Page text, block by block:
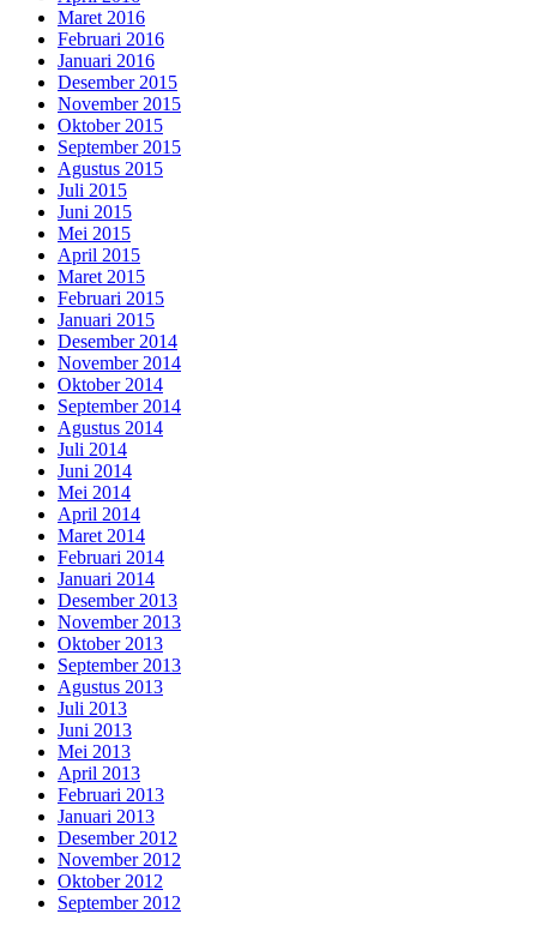
Maret 2016
Februari 2016
Januari 2016
Desember 2015
November 2015
Oktober 2015
September 2015
Agustus 2015
Juli 2015
Juni 2015
Mei 2015
April 2015
Maret 2015
Februari 2015
Januari 2015
Desember 2014
November 2014
Oktober 2014
September 2014
Agustus 2014
Juli 2014
Juni 2014
Mei 2014
April 2014
Maret 2014
Februari 2014
Januari 2014
Desember 2013
November 2013
Oktober 2013
September 2013
Agustus 2013
Juli 2013
Juni 2013
Mei 2013
April 2013
Februari 2013
Januari 2013
Desember 2012
November 2012
Oktober 2012
September 2012